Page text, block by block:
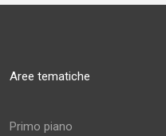
Aree tematiche
Primo piano